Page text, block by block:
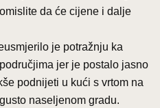
da će cijene i dalje
je potražnju ka
jer je postalo jasno
podnijeti u kući s vrtom na
naseljenom gradu.